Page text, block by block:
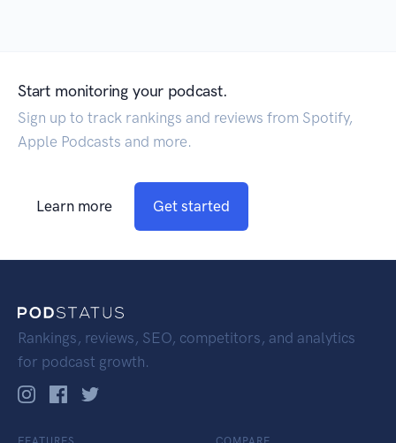
Start monitoring your podcast.
Sign up to track rankings and reviews from Spotify,
Apple Podcasts and more.
Learn more Get started
Rankings, reviews, SEO, competitors, and analytics
for podcast growth.